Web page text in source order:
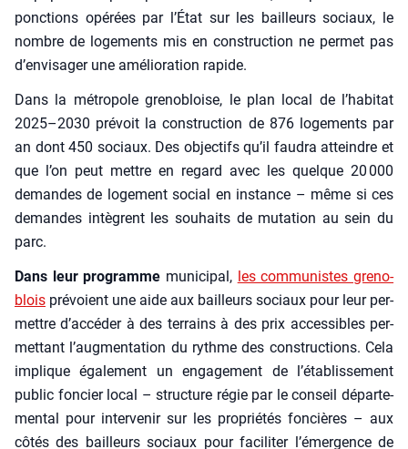
ponc­tions opé­rées par l’État sur les bailleurs sociaux, le
nombre de loge­ments mis en construc­tion ne per­met pas
d’envisager une amé­lio­ra­tion rapide.
Dans la métro­pole gre­no­bloise, le plan local de l’habitat
2025–2030 pré­voit la construc­tion de 876 loge­ments par
an dont 450 sociaux. Des objec­tifs qu’il fau­dra atteindre et
que l’on peut mettre en regard avec les quelque 20 000
demandes de loge­ment social en ins­tance – même si ces
demandes intègrent les sou­haits de muta­tion au sein du
parc.
Dans leur pro­gramme muni­ci­pal, les com­mu­nistes gre­no­
blois pré­voient une aide aux bailleurs sociaux pour leur per­
mettre d’accéder à des ter­rains à des prix acces­sibles per­
met­tant l’augmentation du rythme des construc­tions. Cela
implique éga­le­ment un enga­ge­ment de l’établissement
public fon­cier local – struc­ture régie par le conseil dépar­te­
men­tal pour inter­ve­nir sur les pro­prié­tés fon­cières – aux
côtés des bailleurs sociaux pour faci­li­ter l’émergence de